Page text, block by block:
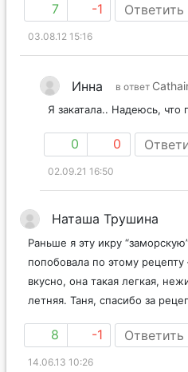
7 -1 Ответить
03.08.12 15:16
Инна в ответ
Я закатала.. Надеюсь, что
0 0
02.09.21 16:50
Наташа Трушина
Раньше я эту икру
попобовала по этому
вкусно, она такая легкая,
летняя. Таня, спасибо за
8 -1 Ответить
14.06.13 10:26